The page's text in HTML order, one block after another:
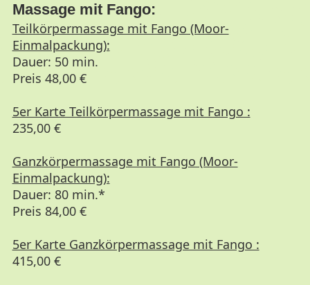
Massage mit Fango:
Teilkörpermassage mit Fango (Moor-
Einmalpackung):
Dauer: 50 min.
Preis 48,00 €
5er Karte Teilkörpermassage mit Fango :
235,00 €
Ganzkörpermassage mit Fango (Moor-
Einmalpackung):
Dauer: 80 min.*
Preis 84,00 €
5er Karte Ganzkörpermassage mit Fango :
415,00 €